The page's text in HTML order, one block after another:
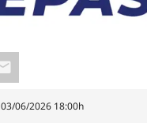
03/06/2026 18:00h